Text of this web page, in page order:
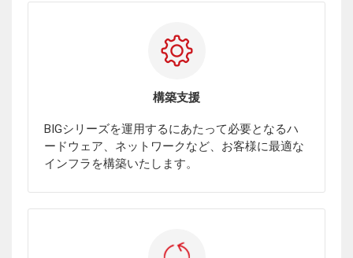
構築支援
BIGシリーズを運用するにあたって必要となるハ
ードウェア、ネットワークなど、お客様に最適な
インフラを構築いたします。